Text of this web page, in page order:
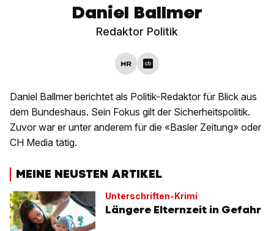
Daniel Ballmer
Redaktor Politik
Daniel Ballmer berichtet als Politik-Redaktor für Blick aus
dem Bundeshaus. Sein Fokus gilt der Sicherheitspolitik.
Zuvor war er unter anderem für die «Basler Zeitung» oder
CH Media tätig.
MEINE NEUSTEN ARTIKEL
Unterschriften-Krimi
Längere Elternzeit in Gefahr